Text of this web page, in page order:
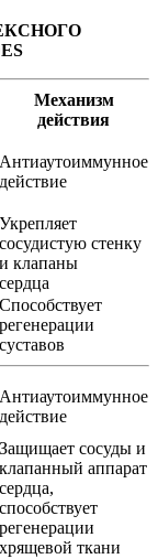
Механизм
действия
Антиаутоиммунное
действие
Укрепляет
сосудистую стенку
и клапаны
сердца
Способствует
регенерации
суставов
Антиаутоиммунное
действие
Защищает сосуды и
клапанный аппарат
сердца,
способствует
регенерации
хрящевой ткани